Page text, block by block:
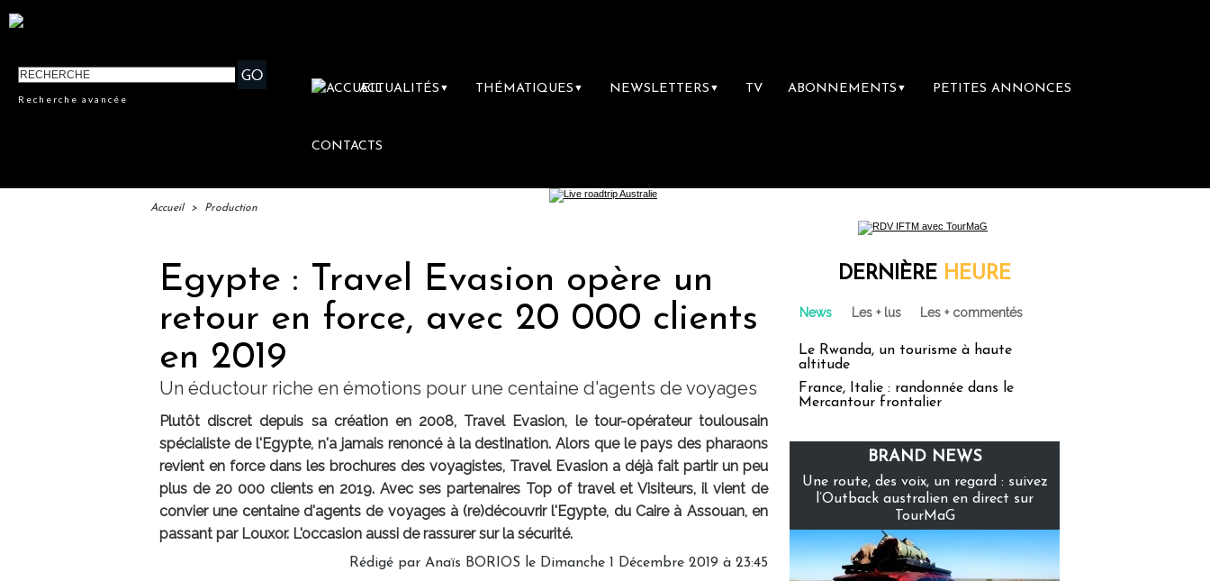
Recherche avancée
ACTUALITÉS ▼ THÉMATIQUES ▼ NEWSLETTERS ▼ TV ABONNEMENTS ▼ PETITES ANNONCES
CONTACTS
Accueil > Production
Egypte : Travel Evasion opère un
retour en force, avec 20 000 clients
en 2019
Un éductour riche en émotions pour une centaine d'agents de voyages
Plutôt discret depuis sa création en 2008, Travel Evasion, le tour-opérateur toulousain
spécialiste de l'Egypte, n'a jamais renoncé à la destination. Alors que le pays des pharaons
revient en force dans les brochures des voyagistes, Travel Evasion a déjà fait partir un peu
plus de 20 000 clients en 2019. Avec ses partenaires Top of travel et Visiteurs, il vient de
convier une centaine d'agents de voyages à (re)découvrir l'Egypte, du Caire à Assouan, en
passant par Louxor. L'occasion aussi de rassurer sur la sécurité.
Rédigé par Anaïs BORIOS le Dimanche 1 Décembre 2019 à 23:45
DERNIÈRE HEURE
News Les + lus Les + commentés
Le Rwanda, un tourisme à haute
altitude
France, Italie : randonnée dans le
Mercantour frontalier
BRAND NEWS
Une route, des voix, un regard : suivez
l’Outback australien en direct sur
TourMaG